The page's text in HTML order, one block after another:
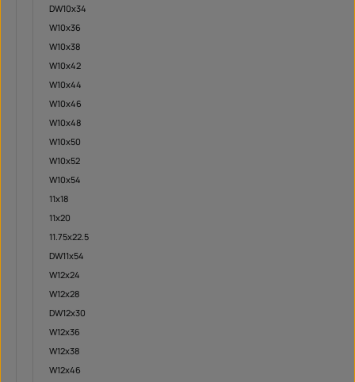
DW10x34
W10x36
W10x38
W10x42
W10x44
W10x46
W10x48
W10x50
W10x52
W10x54
11x18
11x20
11.75x22.5
DW11x54
W12x24
W12x28
DW12x30
W12x36
W12x38
W12x46